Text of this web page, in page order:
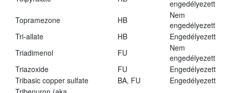
engedélyezett
Topramezone
HB
Nem
engedélyezett
Tri-allate
HB
Engedélyezett
Triadimenol
FU
Nem
engedélyezett
Triazoxide
FU
Engedélyezett
Tribasic copper sulfate
BA, FU
Engedélyezett